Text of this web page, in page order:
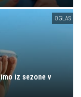
OGLAS
iz sezone v